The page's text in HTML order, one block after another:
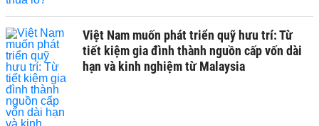
Việt Nam muốn phát triển quỹ hưu trí: Từ
tiết kiệm gia đình thành nguồn cấp vốn dài
hạn và kinh nghiệm từ Malaysia